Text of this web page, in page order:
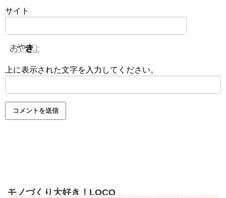
サイト
上に表示された文字を入力してください。
モノづくり大好き！LOCO